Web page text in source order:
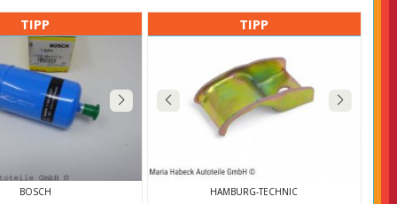
TIPP
BOSCH
TIPP
HAMBURG-TECHNIC